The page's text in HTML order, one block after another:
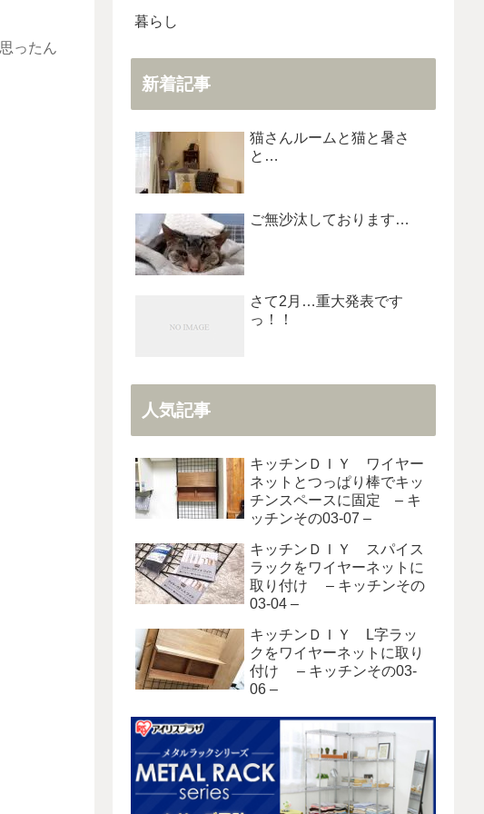
ったん
暮らし
新着記事
猫さんルームと猫と暑さ
と…
ご無沙汰しております…
さて2月…重大発表です
っ！！
人気記事
キッチンＤＩＹ ワイヤー
ネットとつっぱり棒でキッ
チンスペースに固定 – キ
ッチンその03-07 –
キッチンＤＩＹ スパイス
ラックをワイヤーネットに
取り付け – キッチンその
03-04 –
キッチンＤＩＹ L字ラッ
クをワイヤーネットに取り
付け – キッチンその03-
06 –